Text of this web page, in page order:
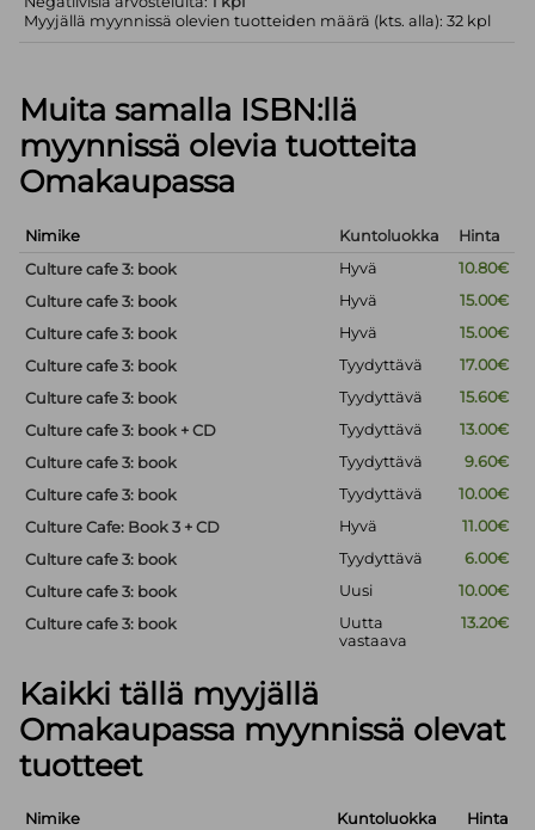
Myyjällä myynnissä olevien tuotteiden määrä (kts. alla): 32 kpl
Muita samalla ISBN:llä
myynnissä olevia tuotteita
Omakaupassa
Nimike Kuntoluokka
Hinta
Culture cafe 3: book
Hyvä
10.80€
Culture cafe 3: book
Hyvä
15.00€
Culture cafe 3: book
Hyvä
15.00€
Culture cafe 3: book
Tyydyttävä
17.00€
Culture cafe 3: book
Tyydyttävä
15.60€
Culture cafe 3: book + CD
Tyydyttävä
13.00€
Culture cafe 3: book
Tyydyttävä
9.60€
Culture cafe 3: book
Tyydyttävä
10.00€
Culture Cafe: Book 3 + CD
Hyvä
11.00€
Culture cafe 3: book
Tyydyttävä
6.00€
Culture cafe 3: book
Uusi
10.00€
Culture cafe 3: book
Uutta
vastaava
13.20€
Kaikki tällä myyjällä
Omakaupassa myynnissä olevat
tuotteet
Nimike Kuntoluokka
Hinta